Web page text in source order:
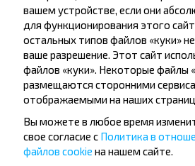
Подписаться
Отзывы пассажиров о
Светлана
23.05.2025
Очень неудобная маршрутка -
вашем устройстве, если они
для функционирования этого
остальных типов файлов «куки»
ваше разрешение. Этот сайт
файлов «куки». Некоторые файлы
размещаются сторонними
отображаемыми на наших
Вы можете в любое время
свое согласие с Политика в
файлов cookie на нашем сайте.